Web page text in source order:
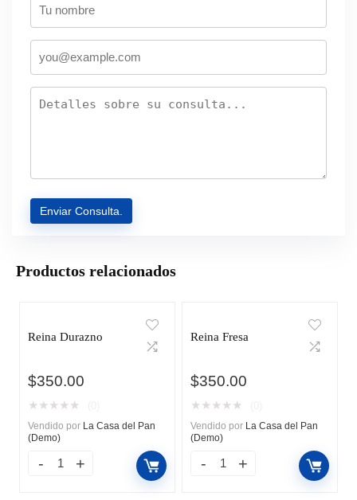
Productos relacionados
Reina Durazno
$350.00
★ ★ ★ ★ ★
Vendido por La Casa del Pan
(Demo)
Reina Fresa
$350.00
★ ★ ★ ★ ★
Vendido por La Casa del Pan
(Demo)